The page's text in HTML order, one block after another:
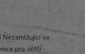
se
pro větší